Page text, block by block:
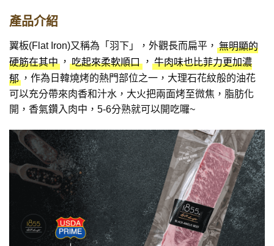
產品介紹
翼板(Flat Iron)又稱為「羽下」，外觀長而扁平， 無明顯的
硬筋在其中 ，吃起來柔軟順口， 牛肉味也比菲力更加濃
郁 ，作為日韓燒烤的熱門部位之一，大理石花紋般的油花
可以充分帶來肉香和汁水，大火把兩面烤至微焦，脂肪化
開，香氣鑽入肉中，5-6分熟就可以開吃囉~